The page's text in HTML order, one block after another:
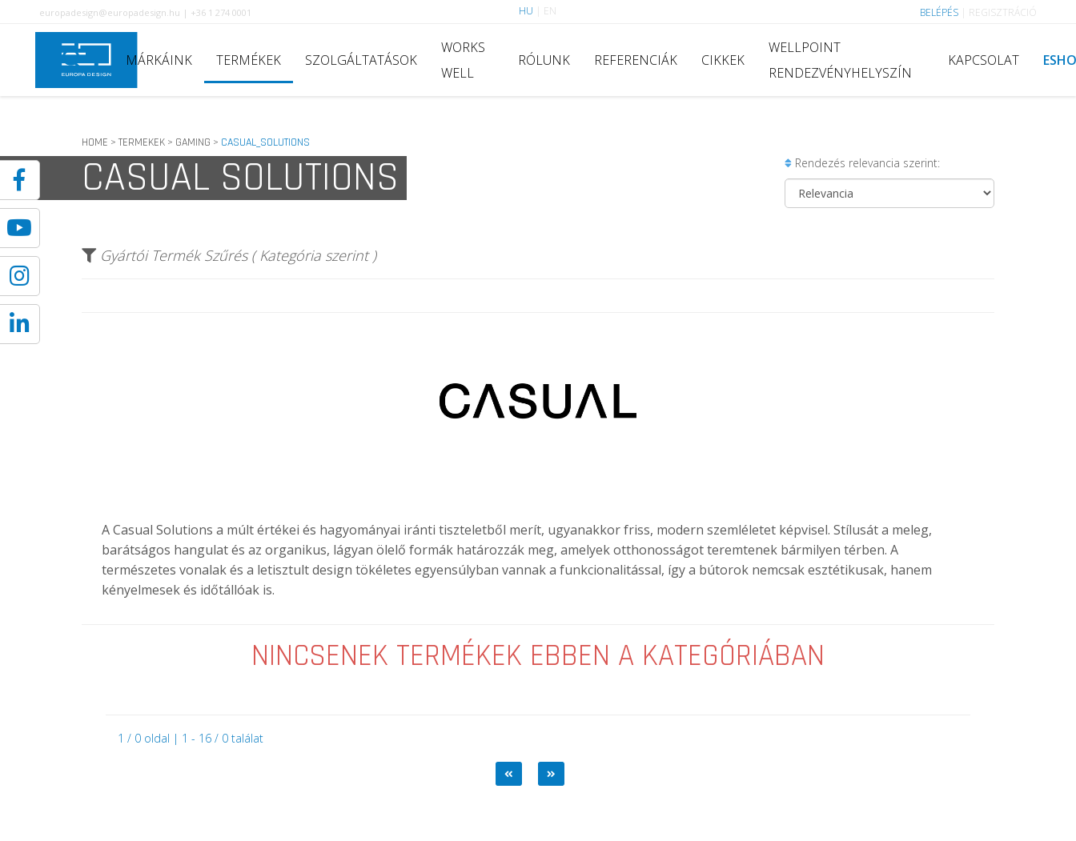
europadesign@europadesign.hu | +36 1 274 0001 HU EN BELÉPÉS REGISZTRÁCIÓ
MÁRKÁINK TERMÉKEK SZOLGÁLTATÁSOK
WORKS
WELL
RÓLUNK REFERENCIÁK CIKKEK
WELLPOINT
RENDEZVÉNYHELYSZÍN
KAPCSOLAT
HOME > TERMEKEK > GAMING > CASUAL_SOLUTIONS
CASUAL SOLUTIONS Rendezés relevancia szerint:
Gyártói Termék Szűrés ( Kategória szerint )
A Casual Solutions a múlt értékei és hagyományai iránti tiszteletből merít, ugyanakkor friss, modern szemléletet képvisel. Stílusát a meleg,
barátságos hangulat és az organikus, lágyan ölelő formák határozzák meg, amelyek otthonosságot teremtenek bármilyen térben. A
természetes vonalak és a letisztult design tökéletes egyensúlyban vannak a funkcionalitással, így a bútorok nemcsak esztétikusak, hanem
kényelmesek és időtállóak is.
NINCSENEK TERMÉKEK EBBEN A KATEGÓRIÁBAN
1 / 0 oldal | 1 - 16 / 0 találat